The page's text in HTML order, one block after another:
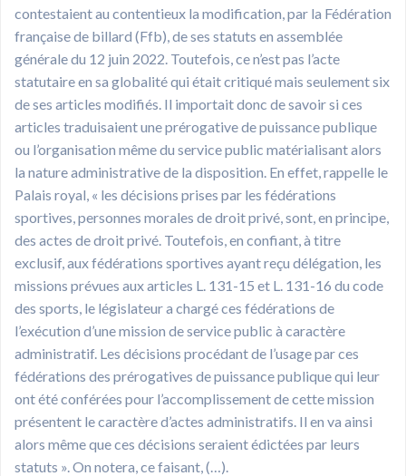
contestaient au contentieux la modification, par la Fédération
française de billard (Ffb), de ses statuts en assemblée
générale du 12 juin 2022. Toutefois, ce n’est pas l’acte
statutaire en sa globalité qui était critiqué mais seulement six
de ses articles modifiés. Il importait donc de savoir si ces
articles traduisaient une prérogative de puissance publique
ou l’organisation même du service public matérialisant alors
la nature administrative de la disposition. En effet, rappelle le
Palais royal, « les décisions prises par les fédérations
sportives, personnes morales de droit privé, sont, en principe,
des actes de droit privé. Toutefois, en confiant, à titre
exclusif, aux fédérations sportives ayant reçu délégation, les
missions prévues aux articles L. 131-15 et L. 131-16 du code
des sports, le législateur a chargé ces fédérations de
l’exécution d’une mission de service public à caractère
administratif. Les décisions procédant de l’usage par ces
fédérations des prérogatives de puissance publique qui leur
ont été conférées pour l’accomplissement de cette mission
présentent le caractère d’actes administratifs. Il en va ainsi
alors même que ces décisions seraient édictées par leurs
statuts ». On notera, ce faisant, (…).